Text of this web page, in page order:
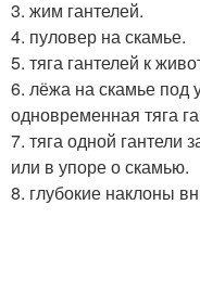
3. жим гантелей.
4. пуловер на скамье.
5. тяга гантелей к
6. лёжа на скамье под
одновременная тяга
7. тяга одной гантели
или в упоре о скамью.
8. глубокие наклоны